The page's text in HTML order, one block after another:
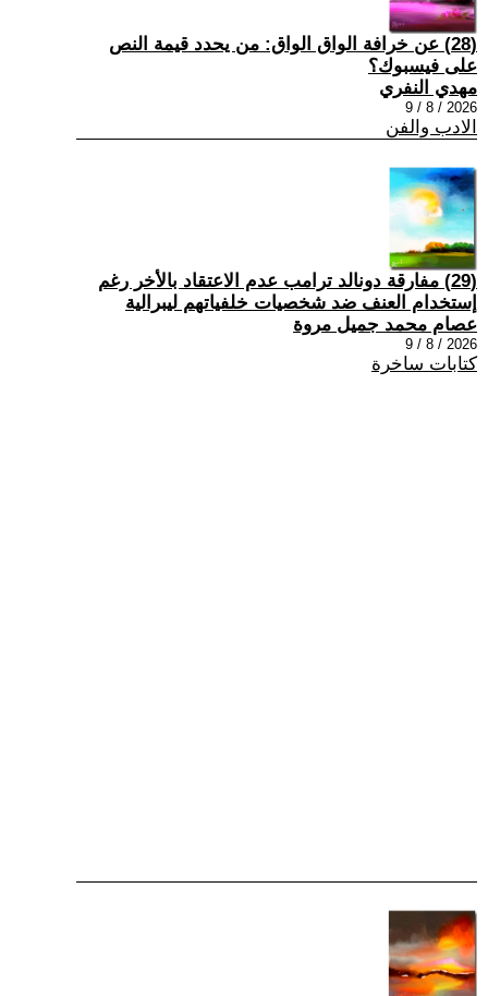
(28) عن خرافة الواق الواق: من يحدد قيمة النص
على فيسبوك؟
مهدي النفري
2026 / 8 / 9
الادب والفن
(29) مفارقة دونالد ترامب عدم الاعتقاد بالأخر رغم
إستخدام العنف ضد شخصيات خلفياتهم ليبرالية
عصام محمد جميل مروة
2026 / 8 / 9
كتابات ساخرة